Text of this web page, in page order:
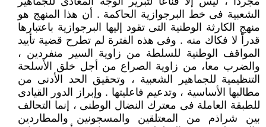
الشعبية فى خط البرجوازية الحاكمة . أن هذا المنهج هو
منهج الكارثة الوطنية التى تقود إليها البرجوازية باعتبارها
قدراً لا فكاك منه . وفى هذه الفترة لم تطرح قضية تأييد
المواقف الوطنية للسلطة من زاوية السير منفردين ،
والضرب معا، من زاوية الصراع من أجل خلق الأسلحة
التنظيمية للجماهير الشعبية ، وتحقيق الحد الأدنى من
مطالبها الأساسية ، وتدعيم فاعليتها . وإبراز الدور القيادى
للطبقة العاملة فى معترك النضال الوطنى ، إنما التحالف
بين شراذم من المعتلقين والمسجونين والمطاردين